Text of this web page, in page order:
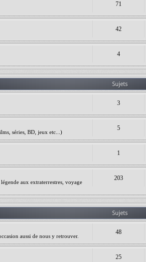
71
42
4
Sujets
3
séries, BD, jeux etc...)
5
1
aux extraterrestres, voyage
203
Sujets
aussi de nous y retrouver.
48
25